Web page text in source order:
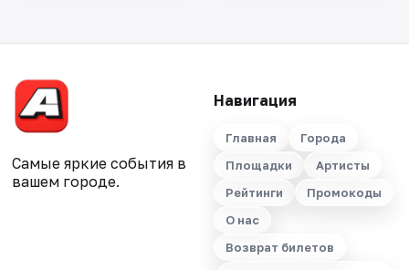
Самые яркие события в
вашем городе.
Навигация
Главная
Города
Площадки
Артисты
Рейтинги
Промокоды
О нас
Возврат билетов